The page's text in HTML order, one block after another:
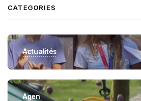
CATEGORIES
Actualités
Agen